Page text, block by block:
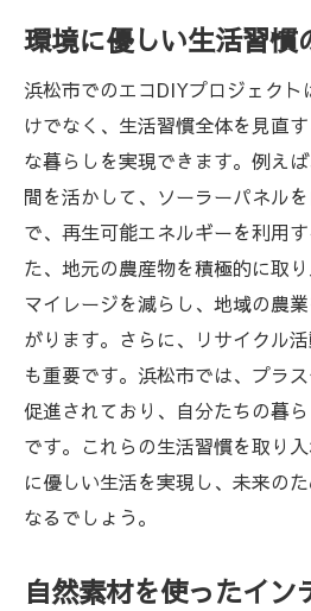
環境に優しい生活習慣
浜松市でのエコDIYプロジェク
けでなく、生活習慣全体を見直
な暮らしを実現できます。例え
間を活かして、ソーラーパネル
で、再生可能エネルギーを利用
た、地元の農産物を積極的に取
マイレージを減らし、地域の農
がります。さらに、リサイクル
も重要です。浜松市では、プラ
促進されており、自分たちの暮
です。これらの生活習慣を取り
に優しい生活を実現し、未来の
なるでしょう。
自然素材を使ったイン